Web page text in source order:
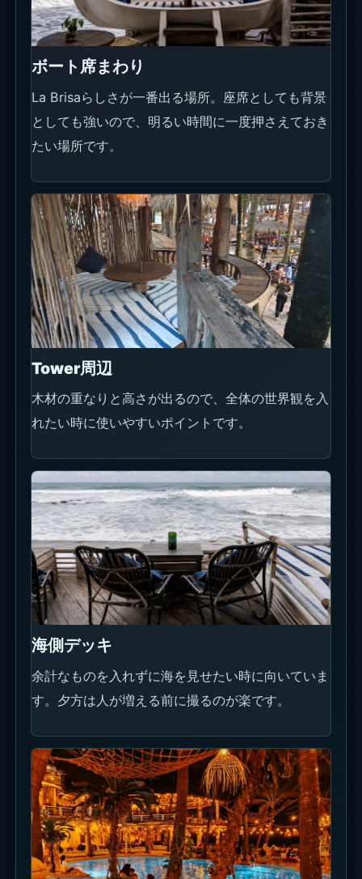
海側デッキ
余計なものを入れずに海を見せたい時に向いていま
す。夕方は人が増える前に撮るのが楽です。
夜のプール
照明が入ると昼とは別の雰囲気になります。最後の
一枚として使いやすいスポットです。
イベント情報
直近はS.A.S.Hの夜イベントと、毎週日曜のLYD
Sunday Marketを分けて見ると予定を組みやすいで
す。
La Brisa / LYD Sunday Market
毎週日曜10:00-16:00のマーケット。対象期間では
2026年6月7日と6月14日が該当します。通常席や食事
予約とは分けて予定を組みます。
日付
2026年6月7日
時間
毎週日曜 10:00-16:00（2026年6月7日 /